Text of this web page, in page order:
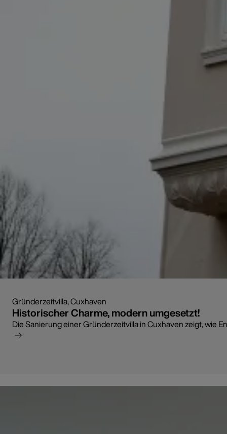
Gründerzeitvilla, Cuxhaven
Historischer Charme, modern umgesetzt!
Die Sanierung einer Gründerzeitvilla in Cuxhaven zeigt, wie